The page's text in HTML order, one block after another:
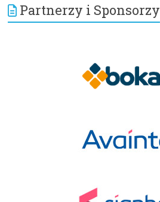
Partnerzy i Sponsorzy